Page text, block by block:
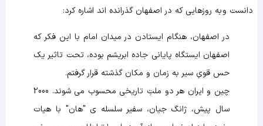
دانست و به روزهایی که در اصفهان گذرانده اند اشاره کرد:
در اصفهان، هنگام ایستادن در میدان امام با این فکر که
اصفهان ایستگاه پایانی جاده ابریشم بوده، تحت تاثیر یک
حس قویِ سیر به زمان و مکان گذشته قرار گرفتم.
چین و ایران هر دو ملتِ تاریخی محسوب می شوند. 2000
سال پیش، ژانگ جیان، سفیر سلسله ی "هان" با هیات